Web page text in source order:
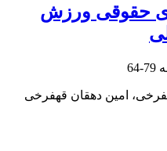
حقوقی ورزش
79-64
امین دهقان قهفرخی